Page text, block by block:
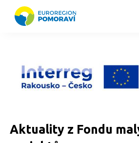
Aktuality z Fondu